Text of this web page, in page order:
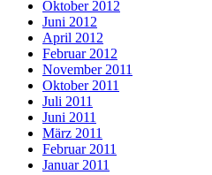
Oktober 2012
Juni 2012
April 2012
Februar 2012
November 2011
Oktober 2011
Juli 2011
Juni 2011
März 2011
Februar 2011
Januar 2011